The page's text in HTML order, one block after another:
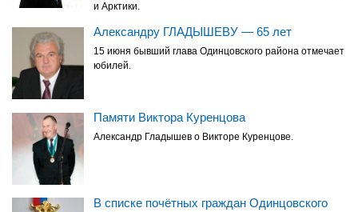
и Арктики.
Александру ГЛАДЫШЕВУ — 65 лет
15 июня бывший глава Одинцовского района отмечает
юбилей.
Памяти Виктора Куренцова
Александр Гладышев о Викторе Куренцове.
В списке почётных граждан Одинцовского